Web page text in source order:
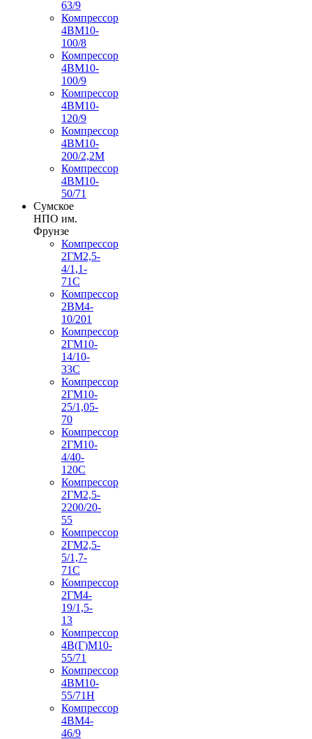
63/9
Компрессор
4ВМ10-
100/8
Компрессор
4ВМ10-
100/9
Компрессор
4ВМ10-
120/9
Компрессор
4ВМ10-
200/2,2М
Компрессор
4ВМ10-
50/71
Сумское
НПО им.
Фрунзе
Компрессор
2ГМ2,5-
4/1,1-
71С
Компрессор
2ВМ4-
10/201
Компрессор
2ГМ10-
14/10-
33С
Компрессор
2ГМ10-
25/1,05-
70
Компрессор
2ГМ10-
4/40-
120С
Компрессор
2ГМ2,5-
2200/20-
55
Компрессор
2ГМ2,5-
5/1,7-
71С
Компрессор
2ГМ4-
19/1,5-
13
Компрессор
4В(Г)М10-
55/71
Компрессор
4ВМ10-
55/71Н
Компрессор
4ВМ4-
46/9